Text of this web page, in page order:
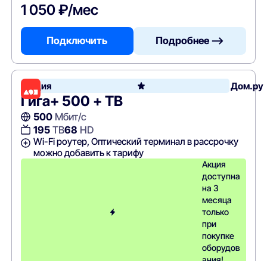
1 050 ₽/мес
Подключить Подробнее —>
Акция Дом.ру
Гига+ 500 + ТВ
500Мбит/с
195ТВ68 HD
Wi-Fi роутер, Оптический терминал в рассрочку
можно добавить к тарифу
Акция
доступна
на 3
месяца
только
при
покупке
оборудов